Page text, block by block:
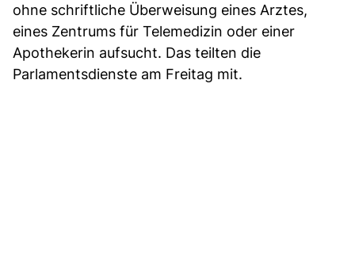
ohne schriftliche Überweisung eines Arztes,
eines Zentrums für Telemedizin oder einer
Apothekerin aufsucht. Das teilten die
Parlamentsdienste am Freitag mit.